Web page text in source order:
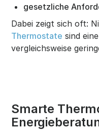
gesetzliche
Dabei zeigt sich oft:
Thermostate sind
vergleichsweise
Smarte